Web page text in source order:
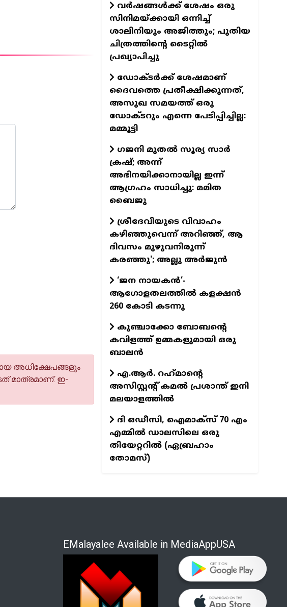
അധിക്ഷേപങ്ങളും
മാത്രമാണ്. ഇ-
വര്‍ഷങ്ങള്‍ക്ക് ശേഷം ഒരു
സിനിമയ്ക്കായി ഒന്നിച്ച്
ശാലിനിയും അജിത്തും; പുതിയ
ചിത്രത്തിന്റെ ടൈറ്റില്‍
പ്രഖ്യാപിച്ചു
ഡോക്ടര്‍ക്ക് ശേഷമാണ്
ദൈവത്തെ പ്രതീക്ഷിക്കുന്നത്,
അസുഖ സമയത്ത് ഒരു
ഡോക്ടറും എന്നെ പേടിപ്പിച്ചില്ല:
മമ്മൂട്ടി
ഗജനി മുതല്‍ സൂര്യ സാര്‍
ക്രഷ്; അന്ന്
അഭിനയിക്കാനായില്ല ഇന്ന്
ആഗ്രഹം സാധിച്ചു: മമിത
ബൈജു
ശ്രീദേവിയുടെ വിവാഹം
കഴിഞ്ഞുവെന്ന് അറിഞ്ഞ്, ആ
ദിവസം മുഴുവനിരുന്ന്
കരഞ്ഞു'; അല്ലു അര്‍ജുന്‍
‘ജന നായകൻ’-
ആഗോളതലത്തിൽ കളക്ഷൻ
260 കോടി കടന്നു
കുഞ്ചാക്കോ ബോബന്റെ
കവിളത്ത് ഉമ്മകളുമായി ഒരു
ബാലന്‍
എ.ആര്‍. റഹ്‌മാന്റെ
അസിസ്റ്റന്റ് കമല്‍ പ്രശാന്ത് ഇനി
മലയാളത്തില്‍
ദി ഒഡീസി, ഐമാക്സ് 70 എം
എമ്മിൽ ഡാലസിലെ ഒരു
തിയേറ്ററിൽ (ഏബ്രഹാം
തോമസ്)
EMalayalee Available in MediaAppUSA